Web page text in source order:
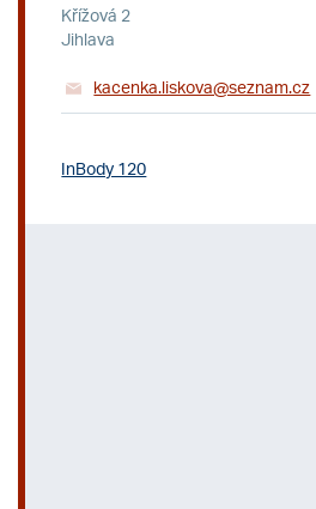
Křížová 2
Jihlava
kacenka.liskova@seznam.cz
InBody 120